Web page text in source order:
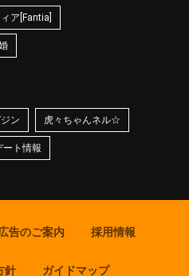
ア[Fantia]
ン 虎々ちゃんネル☆
ート情報
告のご案内 採用情報
針 ガイドマップ